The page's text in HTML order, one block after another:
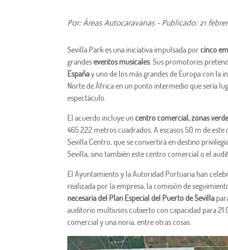
Por: Áreas Autocaravanas - Publicado: 21
Sevilla Park es una iniciativa impulsada porcinco
grandeseventos musicales. Sus promotores
Españay uno de los más grandes de Europa con la
Norte de África en un punto intermedio que sería
espectáculo.
El acuerdo incluye uncentro comercial, zonas
465.222 metros cuadrados. A escasos 50 m de
Sevilla Centro, que se convertirá en destino
Sevilla, sino también este centro comercial o el
El Ayuntamiento y la Autoridad Portuaria han
realizada por la empresa, la comisión de
necesaria del Plan Especial del Puerto de Sevilla
auditorio multiusos cubierto con capacidad para
comercial y una noria, entre otras cosas.